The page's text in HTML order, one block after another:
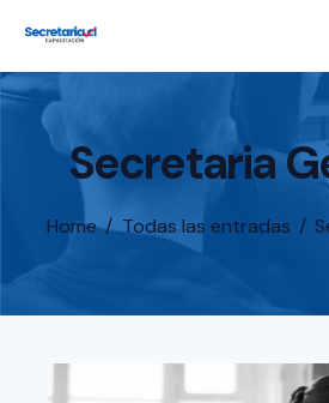
Secretaria
Home Todas las entradas